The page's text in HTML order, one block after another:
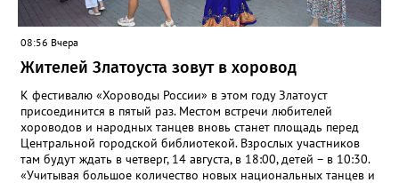
08:56 Вчера
Жителей Златоуста зовут в хоровод
К фестивалю «Хороводы России» в этом году Златоуст
присоединится в пятый раз. Местом встречи любителей
хороводов и народных танцев вновь станет площадь перед
Центральной городской библиотекой. Взрослых участников
там будут ждать в четверг, 14 августа, в 18:00, детей – в 10:30.
«Учитывая большое количество новых национальных танцев и